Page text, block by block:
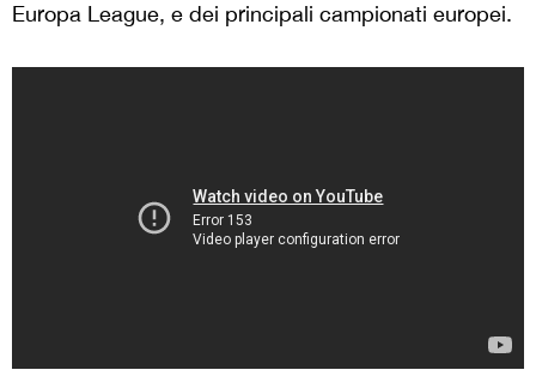
Europa League, e dei principali campionati europei.